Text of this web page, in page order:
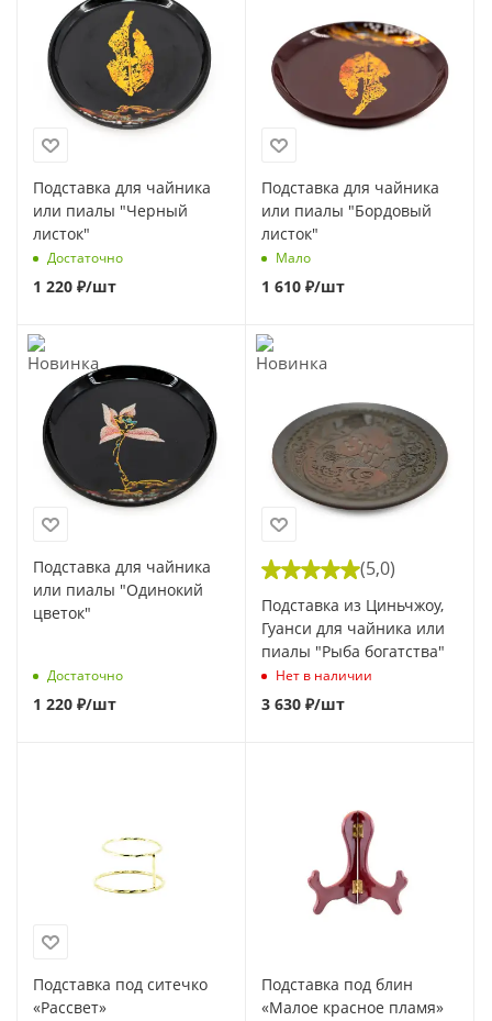
Подставка для чайника
или пиалы "Черный
листок"
Достаточно
1 220 ₽/шт
Подставка для чайника
или пиалы "Бордовый
листок"
Мало
1 610 ₽/шт
Подставка для чайника
или пиалы "Одинокий
цветок"
Достаточно
1 220 ₽/шт
(5,0)
Подставка из Циньчжоу,
Гуанси для чайника или
пиалы "Рыба богатства"
Нет в наличии
3 630 ₽/шт
Подставка под ситечко
«Рассвет»
Подставка под блин
«Малое красное пламя»